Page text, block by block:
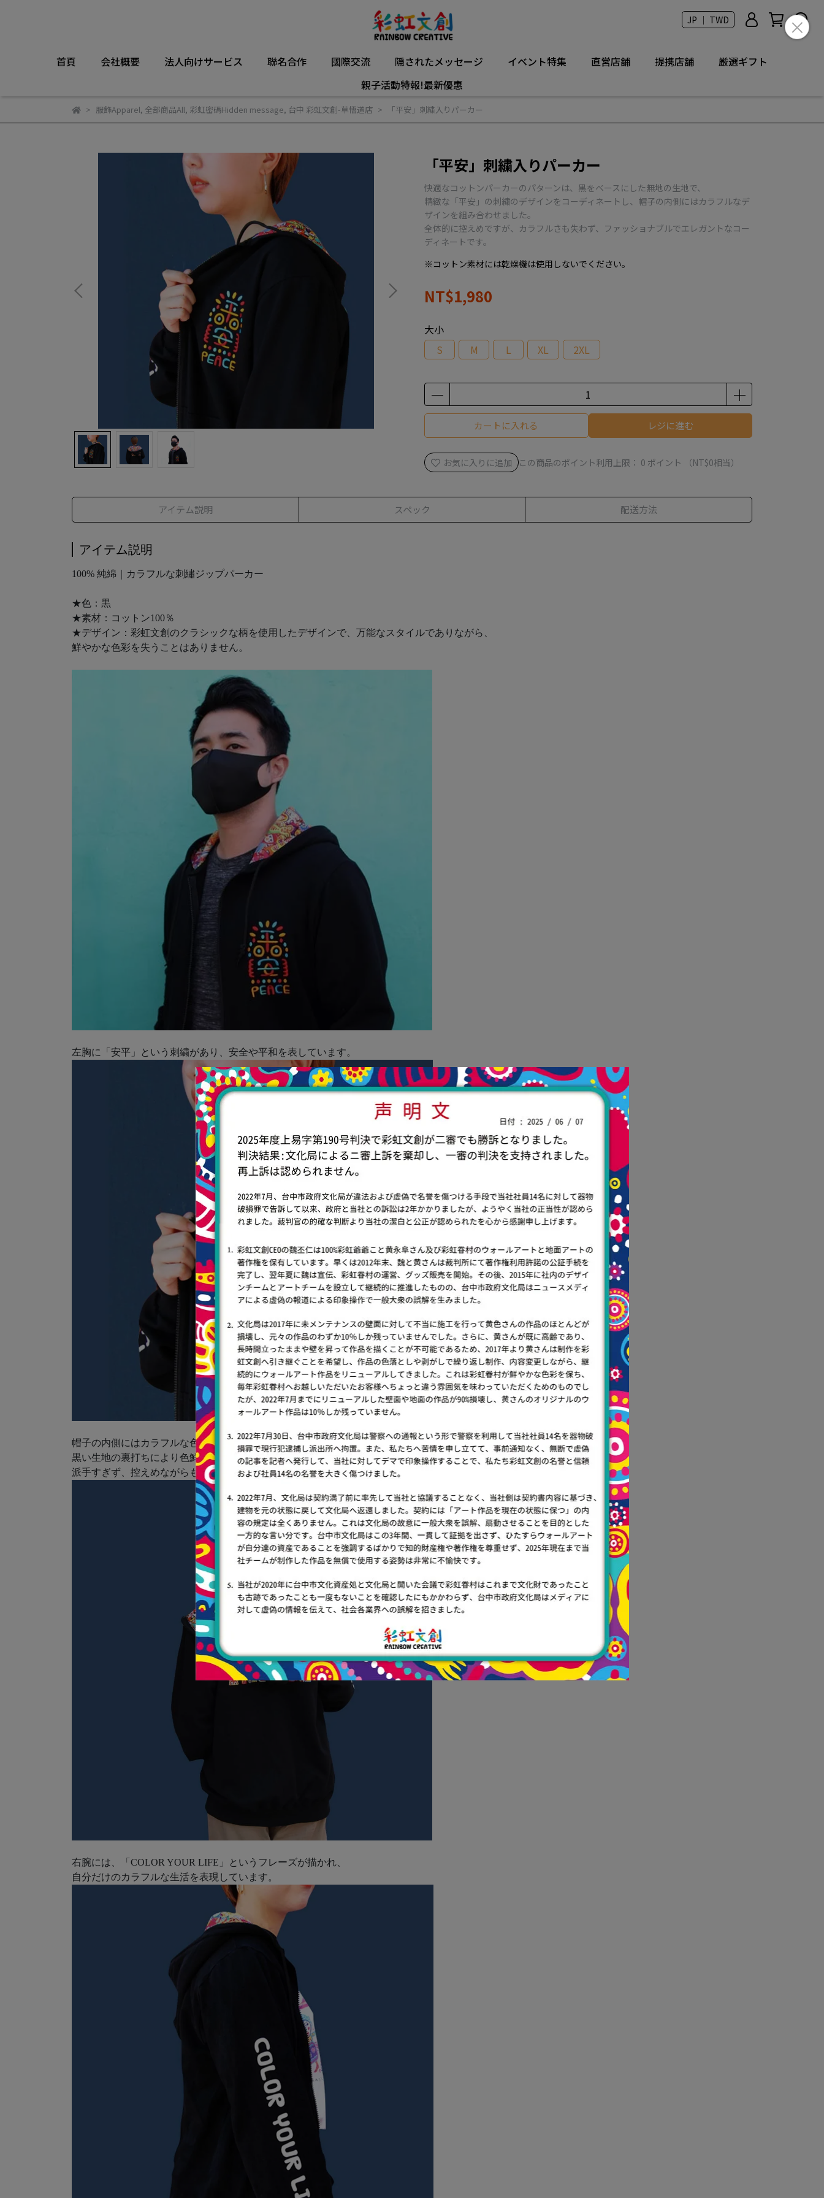
JP ｜ TWD
首頁 会社概要 法人向けサービス 聯名合作 國際交流 隠されたメッセージ イベント特集 直営店舗 提携店舗
厳選ギフト
親子活動特報!最新優惠
服飾Apparel, 全部商品All, 彩虹密碼Hidden message, 台中 彩虹文創-草悟道店 「平安」刺繍入りパーカー
「平安」刺繍入りパーカー
快適なコットンパーカーのパターンは、黒をベースにした無地の生地で、
精緻な「平安」の刺繍のデザインをコーディネートし、帽子の内側にはカラフルなデ
ザインを組み合わせました。
全体的に控えめですが、カラフルさも失わず、ファッショナブルでエレガントなコー
ディネートです。
※コットン素材には乾燥機は使用しないでください。
NT$1,980
大小
S
M L XL 2XL
カートに入れる レジに進む
お気に入りに追加 この商品のポイント利用上限： 0 ポイント （NT$0相当）
アイテム説明 スペック 配送方法
アイテム説明
100% 純綿｜カラフルな刺繡ジップパーカー
★色：黒
★素材：コットン100％
★デザイン：彩虹文創のクラシックな柄を使用したデザインで、万能なスタイルでありながら、
鮮やかな色彩を失うことはありません。
左胸に「安平」という刺繍があり、安全や平和を表しています。
帽子の内側にはカラフルな色彩があり、
黒い生地の裏打ちにより色鮮やかさが際立っています。
派手すぎず、控えめながらも元気な印象を与えます。
右腕には、「COLOR YOUR LIFE」というフレーズが描かれ、
自分だけのカラフルな生活を表現しています。